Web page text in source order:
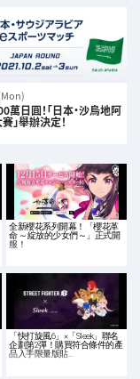
萬日圓！「日本・沙烏地阿
」舉辦決定！
全新櫻花系列開幕！「櫻花革
命 ～綻放的少女們～」正式開
服！
「快打旋風6」×「Sleek」聯名
企劃第2彈！購買符合條件的產
品入手限量版貼…